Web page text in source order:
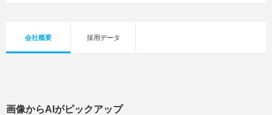
会社概要 採用データ
画像からAIがピックアップ